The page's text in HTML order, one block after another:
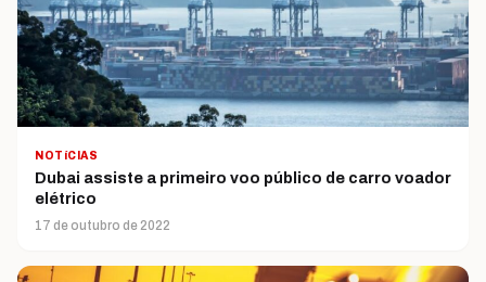
NOTíCIAS
Dubai assiste a primeiro voo público de carro voador
elétrico
17 de outubro de 2022